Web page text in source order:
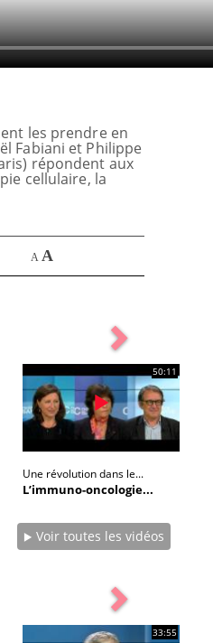
les prendre en
Fabiani et Philippe
répondent aux
cellulaire, la
A A
50:11
Une révolution dans le...
L’immuno-oncologie...
Voir toutes les vidéos
33:55